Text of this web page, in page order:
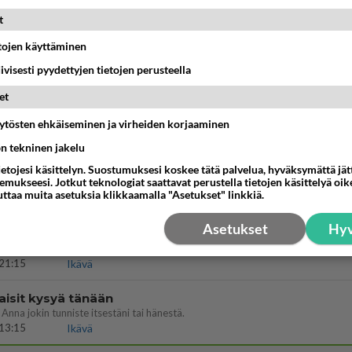
Ikävä
pakkaus
pakkaus nainen.
Ikävä
vielä minusta?
Sinkut
ihana. Tunsitko sen sähkön meidän välillä kun oltiin ihan låhekkäin?
Ikävä
kysyä tänään
jokin tunniste itsestäni tai hänestä.
Ikävä
käyttäminen
pyydettyjen tietojen perusteella
ehkäiseminen ja virheiden korjaaminen
tekninen jakelu
käsittelyn. Suostumuksesi koskee tätä palvelua, hyväksymättä
Jotkut teknologiat saattavat perustella tietojen käsittelyä
muita asetuksia klikkaamalla "Asetukset" linkkiä.
Asetukset